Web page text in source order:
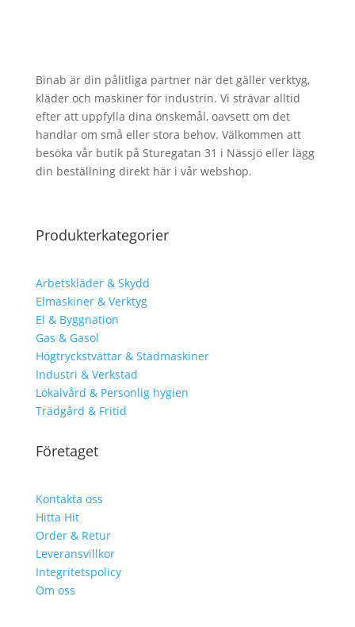
Binab är din pålitliga partner när det gäller verktyg,
kläder och maskiner för industrin. Vi strävar alltid
efter att uppfylla dina önskemål, oavsett om det
handlar om små eller stora behov. Välkommen att
besöka vår butik på Sturegatan 31 i Nässjö eller lägg
din beställning direkt här i vår webshop.
Produkterkategorier
Arbetskläder & Skydd
Elmaskiner & Verktyg
El & Byggnation
Gas & Gasol
Högtryckstvättar & Städmaskiner
Industri & Verkstad
Lokalvård & Personlig hygien
Trädgård & Fritid
Företaget
Kontakta oss
Hitta Hit
Order & Retur
Leveransvillkor
Integritetspolicy
Om oss